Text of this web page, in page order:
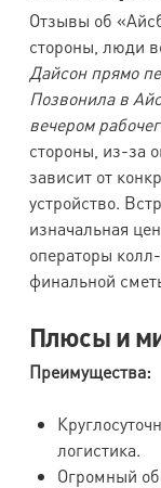
Отзывы об
стороны, люди
Дайсон прямо
Позвонила в
вечером
стороны, из-за
зависит от
устройство.
изначальная
операторы
финальной
Плюсы и
Преимущества:
логистика.
Огромный